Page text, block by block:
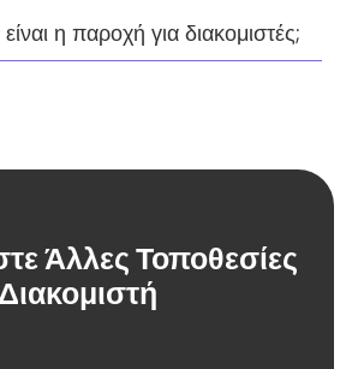
η παροχή για διακομιστές;
Άλλες Τοποθεσίες
Διακομιστή